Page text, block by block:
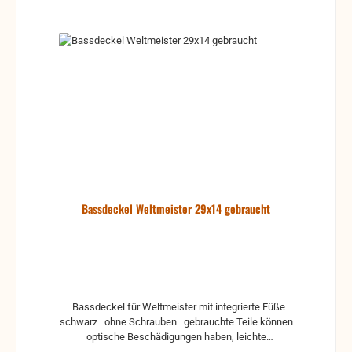
Bassdeckel Weltmeister 29x14 gebraucht
schwarz ohne Schrauben gebrauchte Teile können
optische Beschädigungen haben, leichte